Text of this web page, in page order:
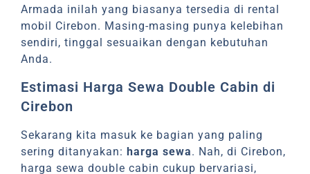
Armada inilah yang biasanya tersedia di rental
mobil Cirebon. Masing-masing punya kelebihan
sendiri, tinggal sesuaikan dengan kebutuhan
Anda.
Estimasi Harga Sewa Double Cabin di
Cirebon
Sekarang kita masuk ke bagian yang paling
sering ditanyakan:harga sewa. Nah, di Cirebon,
harga sewa double cabin cukup bervariasi,